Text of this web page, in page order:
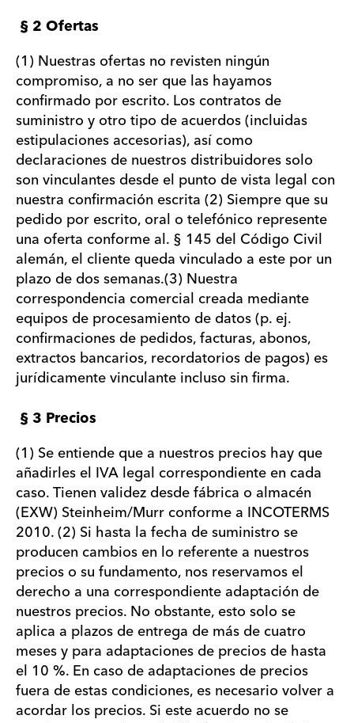
§ 2 Ofertas
(1) Nuestras ofertas no revisten ningún
compromiso, a no ser que las hayamos
confirmado por escrito. Los contratos de
suministro y otro tipo de acuerdos (incluidas
estipulaciones accesorias), así como
declaraciones de nuestros distribuidores solo
son vinculantes desde el punto de vista legal con
nuestra confirmación escrita (2) Siempre que su
pedido por escrito, oral o telefónico represente
una oferta conforme al. § 145 del Código Civil
alemán, el cliente queda vinculado a este por un
plazo de dos semanas.(3) Nuestra
correspondencia comercial creada mediante
equipos de procesamiento de datos (p. ej.
confirmaciones de pedidos, facturas, abonos,
extractos bancarios, recordatorios de pagos) es
jurídicamente vinculante incluso sin firma.
§ 3 Precios
(1) Se entiende que a nuestros precios hay que
añadirles el IVA legal correspondiente en cada
caso. Tienen validez desde fábrica o almacén
(EXW) Steinheim/Murr conforme a INCOTERMS
2010. (2) Si hasta la fecha de suministro se
producen cambios en lo referente a nuestros
precios o su fundamento, nos reservamos el
derecho a una correspondiente adaptación de
nuestros precios. No obstante, esto solo se
aplica a plazos de entrega de más de cuatro
meses y para adaptaciones de precios de hasta
el 10 %. En caso de adaptaciones de precios
fuera de estas condiciones, es necesario volver a
acordar los precios. Si este acuerdo no se